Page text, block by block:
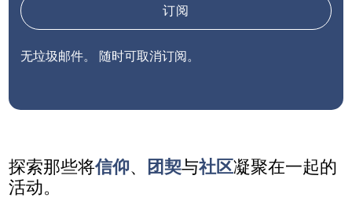
订阅
无垃圾邮件。 随时可取消订阅。
探索那些将信仰、 团契与社区凝聚在一起的
活动。